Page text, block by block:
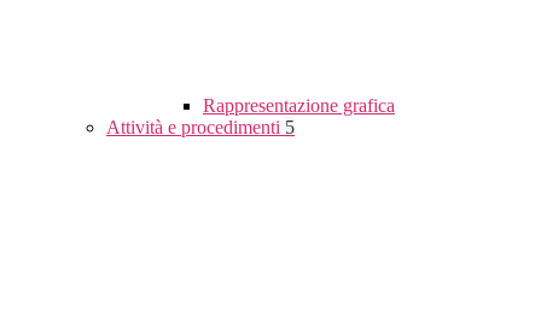
Rappresentazione grafica
Attività e procedimenti 5